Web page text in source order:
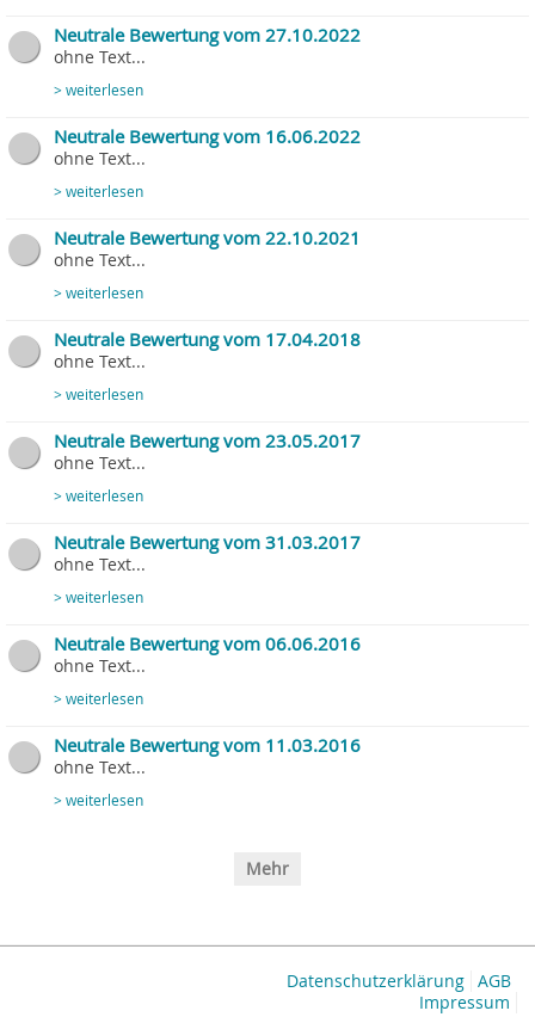
Neutrale Bewertung vom 27.10.2022
ohne Text...
> weiterlesen
Neutrale Bewertung vom 16.06.2022
ohne Text...
> weiterlesen
Neutrale Bewertung vom 22.10.2021
ohne Text...
> weiterlesen
Neutrale Bewertung vom 17.04.2018
ohne Text...
> weiterlesen
Neutrale Bewertung vom 23.05.2017
ohne Text...
> weiterlesen
Neutrale Bewertung vom 31.03.2017
ohne Text...
> weiterlesen
Neutrale Bewertung vom 06.06.2016
ohne Text...
> weiterlesen
Neutrale Bewertung vom 11.03.2016
ohne Text...
> weiterlesen
Mehr
AGB
Datenschutzerklärung
Impressum